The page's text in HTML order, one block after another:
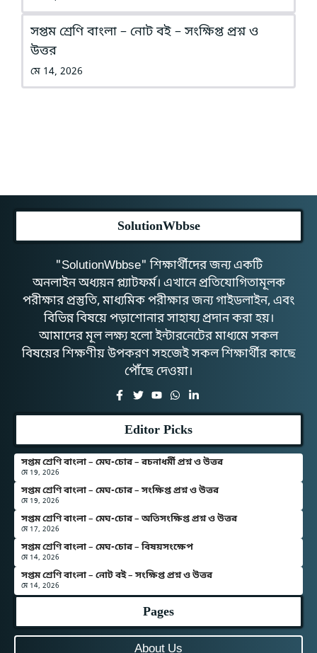
সপ্তম শ্রেণি বাংলা – নোট বই – সংক্ষিপ্ত প্রশ্ন ও
উত্তর
মে 14, 2026
SolutionWbbse
"SolutionWbbse" শিক্ষার্থীদের জন্য একটি
অনলাইন অধ্যয়ন প্ল্যাটফর্ম। এখানে প্রতিযোগিতামূলক
পরীক্ষার প্রস্তুতি, মাধ্যমিক পরীক্ষার জন্য গাইডলাইন, এবং
বিভিন্ন বিষয়ে পড়াশোনার সাহায্য প্রদান করা হয়।
আমাদের মূল লক্ষ্য হলো ইন্টারনেটের মাধ্যমে সকল
বিষয়ের শিক্ষণীয় উপকরণ সহজেই সকল শিক্ষার্থীর কাছে
পৌঁছে দেওয়া।
Editor Picks
সপ্তম শ্রেণি বাংলা – মেঘ-চোর – রচনাধর্মী প্রশ্ন ও উত্তর
মে 19, 2026
সপ্তম শ্রেণি বাংলা – মেঘ-চোর – সংক্ষিপ্ত প্রশ্ন ও উত্তর
মে 19, 2026
সপ্তম শ্রেণি বাংলা – মেঘ-চোর – অতিসংক্ষিপ্ত প্রশ্ন ও উত্তর
মে 17, 2026
সপ্তম শ্রেণি বাংলা – মেঘ-চোর – বিষয়সংক্ষেপ
মে 14, 2026
সপ্তম শ্রেণি বাংলা – নোট বই – সংক্ষিপ্ত প্রশ্ন ও উত্তর
মে 14, 2026
Pages
About Us